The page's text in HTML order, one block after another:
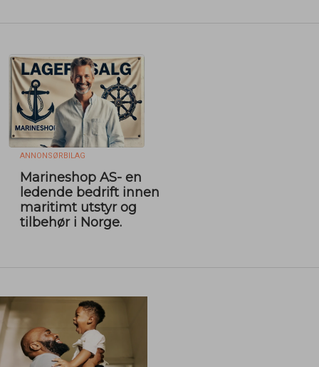
ANNONSØRBILAG
Marineshop AS- en
ledende bedrift innen
maritimt utstyr og
tilbehør i Norge.